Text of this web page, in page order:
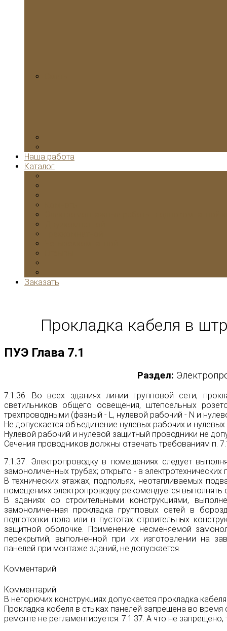
Наша работа
Каталог
Заказать
Прокладка кабеля в
ПУЭ Глава 7.1
Раздел:
7.1.36. Во всех зданиях линии групповой сети,
светильников общего освещения, штепсельных
трехпроводными (фазный - L, нулевой рабочий - N и
Не допускается объединение нулевых рабочих и
Нулевой рабочий и нулевой защитный проводники не
Сечения проводников должны отвечать требованиям п.
7.1.37. Электропроводку в помещениях следует
замоноличенных трубах; открыто - в электротехнических
В технических этажах, подпольях, неотапливаемых
помещениях электропроводку рекомендуется выполнять
В зданиях со строительными конструкциями,
замоноличенная прокладка групповых сетей в
подготовки пола или в пустотах строительных
защитной оболочке. Применение несменяемой
перекрытий, выполненной при их изготовлении на
панелей при монтаже зданий, не допускается.
Комментарий
Комментарий
В негорючих конструкциях допускается прокладка
Прокладка кобеля в стыках панелей запрещена во
ремонте не регламентируется. 7.1.37. А что не